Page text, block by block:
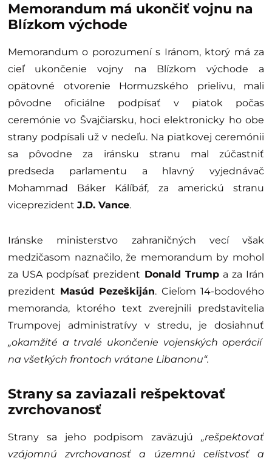
Memorandum má ukončiť vojnu na
Blízkom východe
Memorandum o porozumení s Iránom, ktorý má za
cieľ ukončenie vojny na Blízkom východe a
opätovné otvorenie Hormuzského prielivu, mali
pôvodne oficiálne podpísať v piatok počas
ceremónie vo Švajčiarsku, hoci elektronicky ho obe
strany podpísali už v nedeľu. Na piatkovej ceremónii
sa pôvodne za iránsku stranu mal zúčastniť
predseda parlamentu a hlavný vyjednávač
Mohammad Báker Kálíbáf, za americkú stranu
viceprezident J.D. Vance.
Iránske ministerstvo zahraničných vecí však
medzičasom naznačilo, že memorandum by mohol
za USA podpísať prezident Donald Trumpa za Irán
prezident Masúd Pezeškiján. Cieľom 14-bodového
memoranda, ktorého text zverejnili predstavitelia
Trumpovej administratívy v stredu, je dosiahnuť
„okamžité a trvalé ukončenie vojenských operácií
na všetkých frontoch vrátane Libanonu“.
Strany sa zaviazali rešpektovať
zvrchovanosť
Strany sa jeho podpisom zaväzujú „rešpektovať
vzájomnú zvrchovanosť a územnú celistvosť a